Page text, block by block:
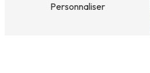
Personnaliser